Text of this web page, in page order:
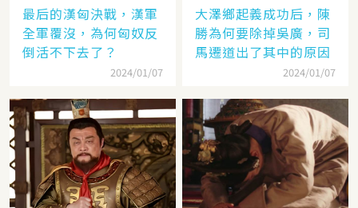
最后的漢匈決戰，漢軍
全軍覆沒，為何匈奴反
倒活不下去了？
2024/01/07
大澤鄉起義成功后，陳
勝為何要除掉吳廣，司
馬遷道出了其中的原因
2024/01/07